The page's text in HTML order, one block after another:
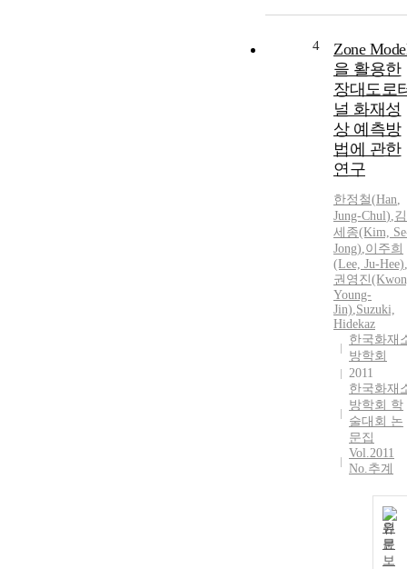
4
Zone
을 활용한
장대도로
널 화재성
상 예측방
법에 관한
연구
한정철(Han,
Jung-Chul),김
세종(Kim,
Jong),이주희
(Lee, Ju-Hee),
권영진
Young-
Jin),Suzuki,
Hidekaz
한국화재
방학회
2011
한국화재
방학회 학
술대회 논
문집
Vol.2011
No.추계
원
문
보